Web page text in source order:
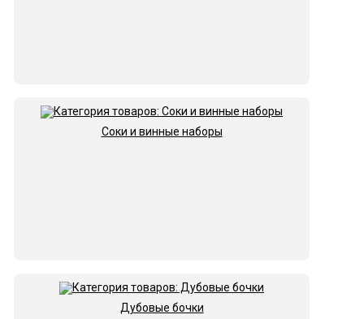
Соки и винные наборы
Дубовые бочки